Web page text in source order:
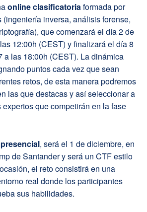
online clasificatoriaformada por
(ingeniería inversa, análisis forense,
que comenzará el día 2 de
12:00h (CEST) y finalizará el día 8
a las 18:00h (CEST). La dinámica
puntos cada vez que sean
retos, de esta manera podremos
las que destacas y así seleccionar a
que competirán en la fase
, será el 1 de diciembre, en
de Santander y será un CTF estilo
el reto consistirá en una
real donde los participantes
sus habilidades.